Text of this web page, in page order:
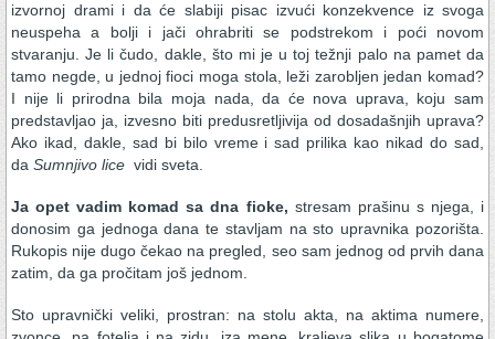
izvornoj drami i da će slabiji pisac izvući konzekvence iz svoga
neuspeha a bolji i jači ohrabriti se podstrekom i poći novom
stvaranju. Je li čudo, dakle, što mi je u toj težnji palo na pamet da
tamo negde, u jednoj fioci moga stola, leži zarobljen jedan komad?
I nije li prirodna bila moja nada, da će nova uprava, koju sam
predstavljao ja, izvesno biti predusretljivija od dosadašnjih uprava?
Ako ikad, dakle, sad bi bilo vreme i sad prilika kao nikad do sad,
da Sumnjivo lice vidi sveta.
Ja opet vadim komad sa dna fioke, stresam prašinu s njega, i
donosim ga jednoga dana te stavljam na sto upravnika pozorišta.
Rukopis nije dugo čekao na pregled, seo sam jednog od prvih dana
zatim, da ga pročitam još jednom.
Sto upravnički veliki, prostran: na stolu akta, na aktima numere,